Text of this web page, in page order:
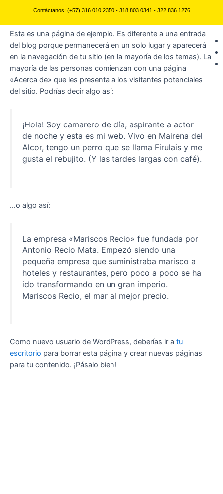
contenido
Contáctanos: (+57) 316 010 2350 - 318 803 0341 - 322 836 1276
Página de ejemplo
Esta es una página de ejemplo. Es diferente a una entrada
del blog porque permanecerá en un solo lugar y aparecerá
en la navegación de tu sitio (en la mayoría de los temas). La
mayoría de las personas comienzan con una página
«Acerca de» que les presenta a los visitantes potenciales
del sitio. Podrías decir algo así:
¡Hola! Soy camarero de día, aspirante a actor
de noche y esta es mi web. Vivo en Mairena del
Alcor, tengo un perro que se llama Firulais y me
gusta el rebujito. (Y las tardes largas con café).
…o algo así:
La empresa «Mariscos Recio» fue fundada por
Antonio Recio Mata. Empezó siendo una
pequeña empresa que suministraba marisco a
hoteles y restaurantes, pero poco a poco se ha
ido transformando en un gran imperio.
Mariscos Recio, el mar al mejor precio.
Como nuevo usuario de WordPress, deberías ir a tu
escritorio para borrar esta página y crear nuevas páginas
para tu contenido. ¡Pásalo bien!